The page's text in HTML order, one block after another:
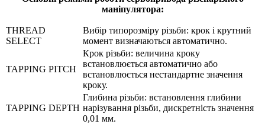
маніпулятора:
THREAD
SELECT
Вибір типорозміру різьби: крок і крутний
момент визначаються автоматично.
TAPPING PITCH
Крок різьби: величина кроку
встановлюється автоматично або
встановлюється нестандартне значення
кроку.
TAPPING DEPTH
Глибина різьби: встановлення глибини
нарізування різьби, дискретність значення
0,01 мм.